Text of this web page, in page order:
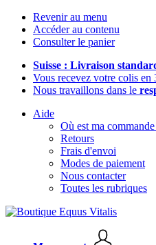
Revenir au menu
Accéder au contenu
Consulter le panier
Suisse : Livraison
Vous recevez votre colis en
Nous travaillons dans le
Aide
Où est ma
Retours
Frais d'envoi
Modes de paiement
Nous contacter
Toutes les rubriques